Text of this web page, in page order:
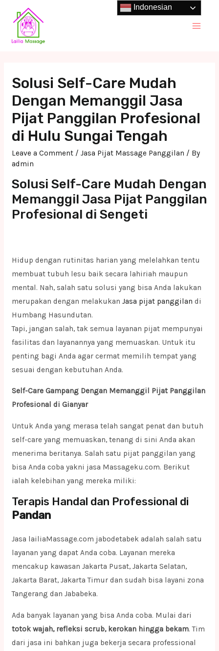
content
Solusi Self-Care Mudah
Dengan Memanggil Jasa
Pijat Panggilan Profesional
di Hulu Sungai Tengah
Leave a Comment / Jasa Pijat Massage Panggilan / By
admin
Solusi Self-Care Mudah Dengan
Memanggil Jasa Pijat Panggilan
Profesional di Sengeti
Hidup dengan rutinitas harian yang melelahkan tentu
membuat tubuh lesu baik secara lahiriah maupun
mental. Nah, salah satu solusi yang bisa Anda lakukan
merupakan dengan melakukan Jasa pijat panggilan di
Humbang Hasundutan.
Tapi, jangan salah, tak semua layanan pijat mempunyai
fasilitas dan layanannya yang memuaskan. Untuk itu
penting bagi Anda agar cermat memilih tempat yang
sesuai dengan kebutuhan Anda.
Self-Care Gampang Dengan Memanggil Pijat Panggilan
Profesional di Gianyar
Untuk Anda yang merasa telah sangat penat dan butuh
self-care yang memuaskan, tenang di sini Anda akan
menerima beritanya. Salah satu pijat panggilan yang
bisa Anda coba yakni jasa Massageku.com. Berikut
ialah kelebihan yang mereka miliki:
Terapis Handal dan Professional di
Pandan
Jasa lailiaMassage.com jabodetabek adalah salah satu
layanan yang dapat Anda coba. Layanan mereka
mencakup kawasan Jakarta Pusat, Jakarta Selatan,
Jakarta Barat, Jakarta Timur dan sudah bisa layani zona
Tangerang dan Jababeka.
Ada banyak layanan yang bisa Anda coba. Mulai dari
totok wajah, refleksi scrub, kerokan hingga bekam. Tim
dari jasa ini bahkan juga bekerja secara professional
Indonesian